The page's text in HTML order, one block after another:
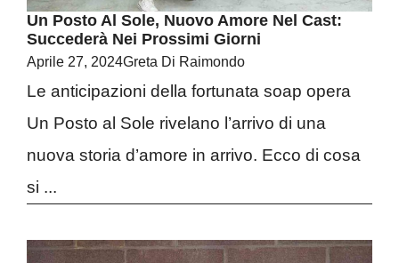
Un Posto Al Sole, Nuovo Amore Nel Cast:
Succederà Nei Prossimi Giorni
Aprile 27, 2024Greta Di Raimondo
Le anticipazioni della fortunata soap opera
Un Posto al Sole rivelano l’arrivo di una
nuova storia d’amore in arrivo. Ecco di cosa
si ...